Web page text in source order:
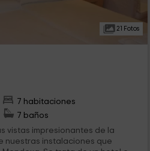
21 Fotos
7 habitaciones
7 baños
vistas impresionantes de la
nuestras instalaciones que